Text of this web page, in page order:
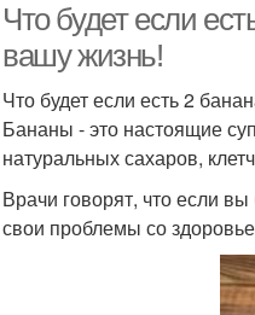
Что будет если
вашу жизнь!
Что будет если есть 2
Бананы - это настоящие
натуральных сахаров,
Врачи говорят, что если
свои проблемы со